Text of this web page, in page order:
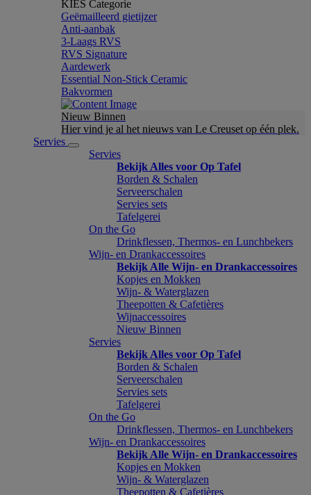
KIES Categorie
Geëmailleerd gietijzer
Anti-aanbak
3-Laags RVS
RVS Signature
Aardewerk
Essential Non-Stick Ceramic
Bakvormen
Nieuw Binnen
Hier vind je al het nieuws van Le Creuset op één plek.
Servies
Servies
Bekijk Alles voor Op Tafel
Borden & Schalen
Serveerschalen
Servies sets
Tafelgerei
On the Go
Drinkflessen, Thermos- en Lunchbekers
Wijn- en Drankaccessoires
Bekijk Alle Wijn- en Drankaccessoires
Kopjes en Mokken
Wijn- & Waterglazen
Theepotten & Cafetières
Wijnaccessoires
Nieuw Binnen
Servies
Bekijk Alles voor Op Tafel
Borden & Schalen
Serveerschalen
Servies sets
Tafelgerei
On the Go
Drinkflessen, Thermos- en Lunchbekers
Wijn- en Drankaccessoires
Bekijk Alle Wijn- en Drankaccessoires
Kopjes en Mokken
Wijn- & Waterglazen
Theepotten & Cafetières